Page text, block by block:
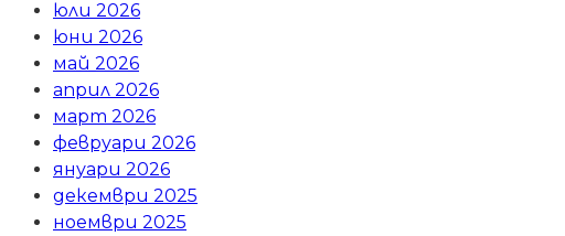
юли 2026
юни 2026
май 2026
април 2026
март 2026
февруари 2026
януари 2026
декември 2025
ноември 2025